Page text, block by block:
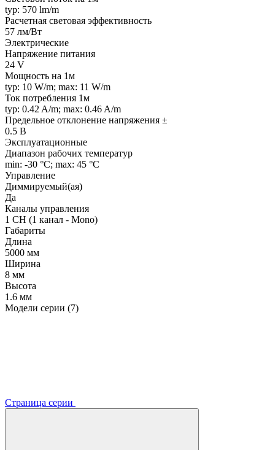
typ: 570 lm/m
Расчетная световая эффективность
57 лм/Вт
Электрические
Напряжение питания
24 V
Мощность на 1м
typ: 10 W/m; max: 11 W/m
Ток потребления 1м
typ: 0.42 A/m; max: 0.46 A/m
Предельное отклонение напряжения ±
0.5 В
Эксплуатационные
Диапазон рабочих температур
min: -30 °C; max: 45 °C
Управление
Диммируемый(ая)
Да
Каналы управления
1 CH (1 канал - Mono)
Габариты
Длина
5000 мм
Ширина
8 мм
Высота
1.6 мм
Модели серии (7)
Страница серии